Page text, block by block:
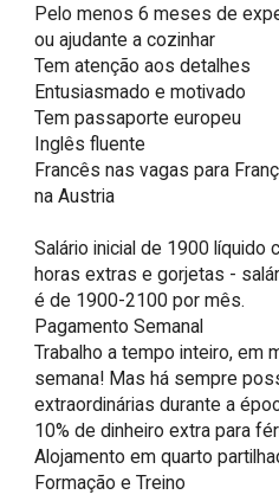
Pelo menos 6 meses de
ou ajudante a cozinhar
Tem atenção aos detalhes
Entusiasmado e motivado
Tem passaporte europeu
Inglês fluente
Francês nas vagas para
na Austria
Salário inicial de 1900 líquido
horas extras e gorjetas -
é de 1900-2100 por mês.
Pagamento Semanal
Trabalho a tempo inteiro, em
semana! Mas há sempre
extraordinárias durante a
10% de dinheiro extra para
Alojamento em quarto
Formação e Treino